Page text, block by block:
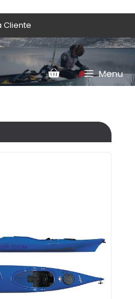
Cliente
Menu